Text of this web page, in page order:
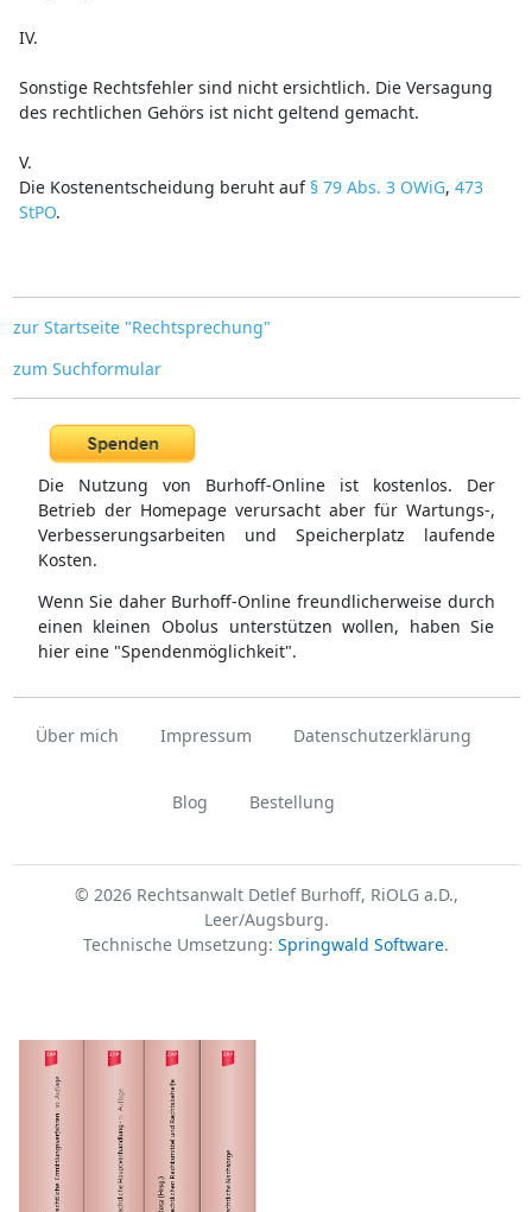
IV.
Sonstige Rechtsfehler sind nicht ersichtlich. Die Versagung
des rechtlichen Gehörs ist nicht geltend gemacht.
V.
Die Kostenentscheidung beruht auf § 79 Abs. 3 OWiG, 473
StPO.
zur Startseite "Rechtsprechung"
zum Suchformular
Die Nutzung von Burhoff-Online ist kostenlos. Der
Betrieb der Homepage verursacht aber für Wartungs-,
Verbesserungsarbeiten und Speicherplatz laufende
Kosten.
Wenn Sie daher Burhoff-Online freundlicherweise durch
einen kleinen Obolus unterstützen wollen, haben Sie
hier eine "Spendenmöglichkeit".
Über mich Impressum Datenschutzerklärung
Blog Bestellung
© 2026 Rechtsanwalt Detlef Burhoff, RiOLG a.D.,
Leer/Augsburg.
Technische Umsetzung: Springwald Software.